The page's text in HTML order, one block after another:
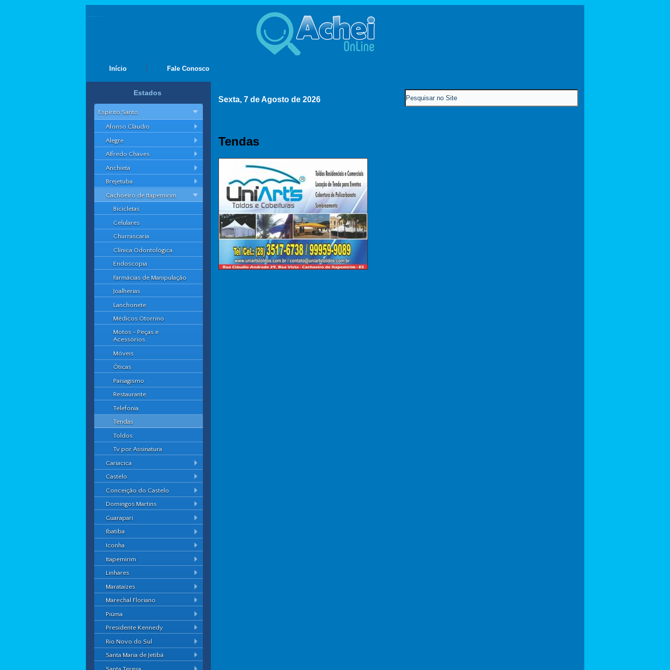
Início Fale Conosco
Estados
Espírito Santo
Afonso Cláudio
Alegre
Alfredo Chaves
Anchieta
Brejetuba
Cachoeiro de Itapemirim
Bicicletas
Celulares
Churrascaria
Clínica Odontológica
Endoscopia
Farmácias de Manipulação
Joalherias
Lanchonete
Médicos Otorrino
Motos - Peças e
Acessórios
Móveis
Óticas
Paisagismo
Restaurante
Telefonia
Tendas
Toldos
Tv por Assinatura
Cariacica
Castelo
Conceição do Castelo
Domingos Martins
Guarapari
Ibatiba
Iconha
Itapemirim
Linhares
Marataízes
Marechal Floriano
Piúma
Presidente Kennedy
Rio Novo do Sul
Santa Maria de Jetibá
Sexta, 7 de Agosto de 2026
Tendas